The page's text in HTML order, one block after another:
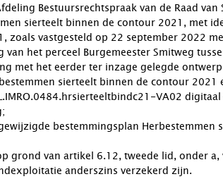
Bestuursrechtspraak van de Raad van
sierteelt binnen de contour 2021, met
zoals vastgesteld op 22 september 2022
het perceel Burgemeester Smitweg
met het eerder ter inzage gelegde
sierteelt binnen de contour 2021
VA02
bestemmingsplan Herbestemmen
grond van artikel 6.12, tweede lid, onder a,
anderszins verzekerd zijn.